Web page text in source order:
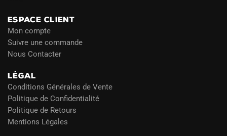
ESPACE CLIENT
Mon compte
Suivre une commande
Nous Contacter
LÉGAL
Conditions Générales de Vente
Politique de Confidentialité
Politique de Retours
Mentions Légales